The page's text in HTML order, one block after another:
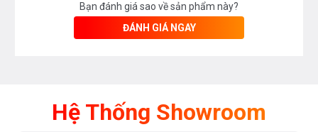
Bạn đánh giá sao về sản phẩm này?
ĐÁNH GIÁ NGAY
Hệ Thống Showroom